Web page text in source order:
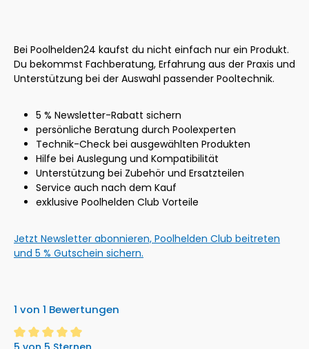
Bei Poolhelden24 kaufst du nicht einfach nur ein Produkt.
Du bekommst Fachberatung, Erfahrung aus der Praxis und
Unterstützung bei der Auswahl passender Pooltechnik.
5 % Newsletter-Rabatt sichern
persönliche Beratung durch Poolexperten
Technik-Check bei ausgewählten Produkten
Hilfe bei Auslegung und Kompatibilität
Unterstützung bei Zubehör und Ersatzteilen
Service auch nach dem Kauf
exklusive Poolhelden Club Vorteile
Jetzt Newsletter abonnieren, Poolhelden Club beitreten
und 5 % Gutschein sichern.
1 von 1 Bewertungen